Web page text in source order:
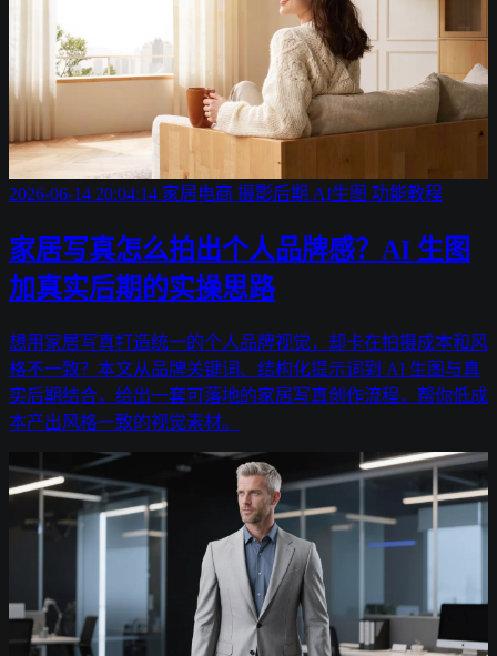
2026-06-14 20:04:14 家居电商 摄影后期 AI生图 功能教程
家居写真怎么拍出个人品牌感？AI 生图
加真实后期的实操思路
想用家居写真打造统一的个人品牌视觉，却卡在拍摄成本和风
格不一致？本文从品牌关键词、结构化提示词到 AI 生图与真
实后期结合，给出一套可落地的家居写真创作流程，帮你低成
本产出风格一致的视觉素材。